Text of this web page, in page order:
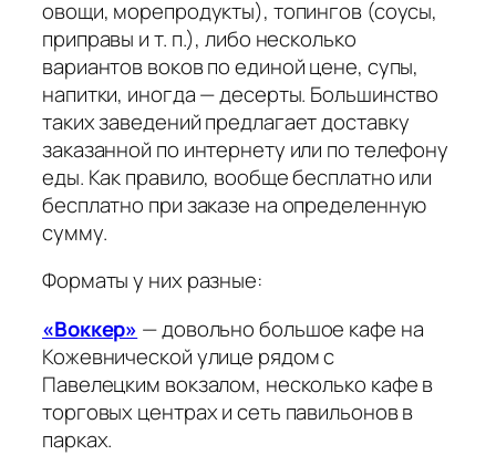
овощи, морепродукты), топингов (соусы,
приправы и т. п.), либо несколько
вариантов воков по единой цене, супы,
напитки, иногда — десерты. Большинство
таких заведений предлагает доставку
заказанной по интернету или по телефону
еды. Как правило, вообще бесплатно или
бесплатно при заказе на определенную
сумму.
Форматы у них разные:
«Воккер» — довольно большое кафе на
Кожевнической улице рядом с
Павелецким вокзалом, несколько кафе в
торговых центрах и сеть павильонов в
парках.